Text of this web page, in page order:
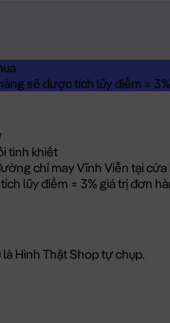
sẽ được tích lũy điểm =
tinh khiết
chỉ may Vĩnh Viễn tại cửa
lũy điểm = 3% giá trị đơn
Hình Thật Shop tự chụp.